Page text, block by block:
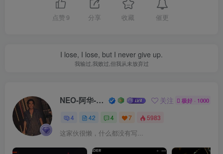
点赞 9 分享 收藏 催更
I lose, I lose, but I never give up.
我输过,我败过,但我从未放弃过
NEO-阿华-奇幻抽象空间 关注 极好 · 1000
4 42 4 7 5983
这家伙很懒，什么都没有写...